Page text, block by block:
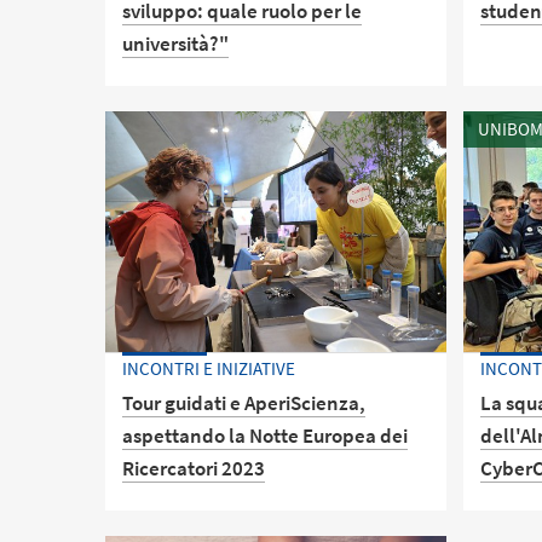
sviluppo: quale ruolo per le
università?"
Il seminario si propone come luogo
d’incontro e confronto sulla
cooperazione allo sviluppo tra
rappresentanti del mondo
universitario e rappresentanti di
diversi ambiti della cooperazione.
Forlì,
INCONTRI E INIZIATIVE
Tour guidati e AperiScienza,
aspettando la Notte Europea dei
Ricercatori 2023
La